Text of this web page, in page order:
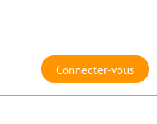
Connecter-vous